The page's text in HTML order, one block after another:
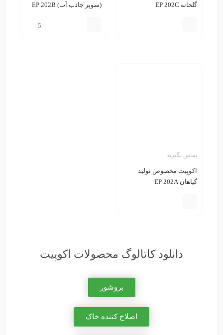
گلخانه EP 202C
(سوپر جاذب آب) EP 202B
5
تماس بگیرید
اکوپیت مخصوص تولید
گیاهان EP 202A
دانلود کاتالوگ محصولات اکوپیت
بروشور
اصلاح کننده خاک